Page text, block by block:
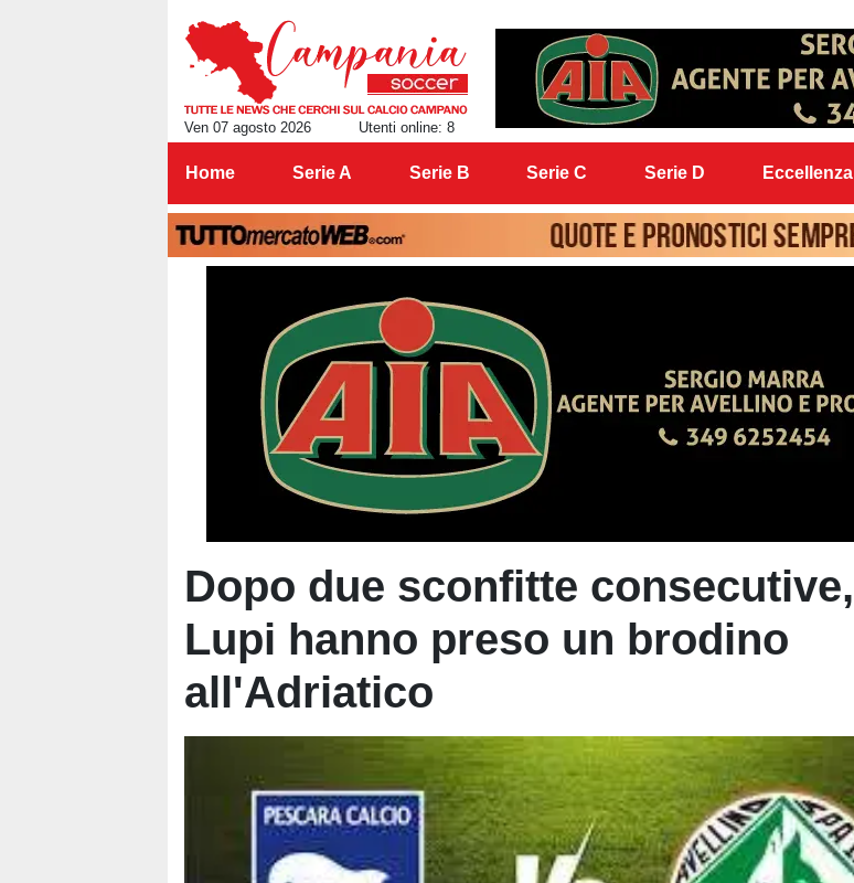
Ven 07 agosto 2026 Utenti online: 8
Home Serie A Serie B Serie C Serie D Eccellenza
Dopo due sconfitte consecutive,
Lupi hanno preso un brodino
all'Adriatico